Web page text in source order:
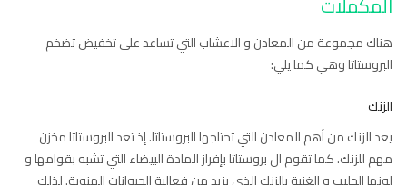
هناك مجموعة من المعادن و الاعشاب التي تساعد على تخفيض تضخم
البروستاتا وهي كما يلي:
الزنك
يعد الزنك من أهم المعادن التي تحتاجها البروستاتا. إذ تعد البروستاتا مخزن
مهم للزنك. كما تقوم ال بروستاتا بإفراز المادة البيضاء التي تشبه بقوامها و